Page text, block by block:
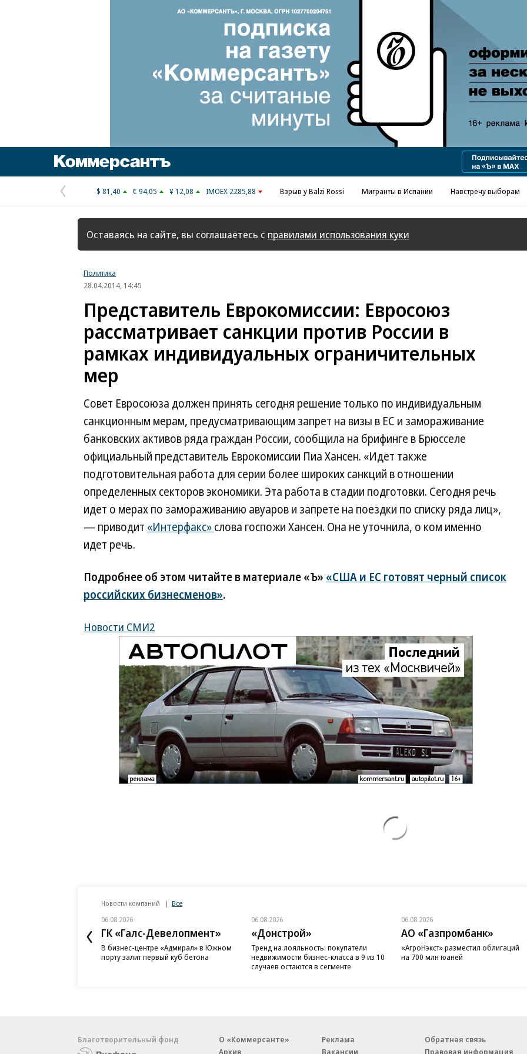
Реклама в «Ъ» www.kommersant.ru/ad
Предыдущая
страница
$ 81,40 € 94,05 ¥ 12,08 IMOEX 2285,88 Взрыв у Balzi Rossi Мигранты в Испании Навстречу выборам
Оставаясь на сайте, вы соглашаетесь с правилами использования куки
Политика
28.04.2014, 14:45
Представитель Еврокомиссии: Евросоюз
рассматривает санкции против России в
рамках индивидуальных ограничительных
мер
Совет Евросоюза должен принять сегодня решение только по индивидуальным
санкционным мерам, предусматривающим запрет на визы в ЕС и замораживание
банковских активов ряда граждан России, сообщила на брифинге в Брюсселе
официальный представитель Еврокомиссии Пиа Хансен. «Идет также
подготовительная работа для серии более широких санкций в отношении
определенных секторов экономики. Эта работа в стадии подготовки. Сегодня речь
идет о мерах по замораживанию авуаров и запрете на поездки по списку ряда лиц»,
— приводит «Интерфакс»слова госпожи Хансен. Она не уточнила, о ком именно
идет речь.
Подробнее об этом читайте в материале «Ъ» «США и ЕС готовят черный список
российских бизнесменов».
Новости СМИ2
Новости компаний Все
06.08.2026
ГК «Галс-Девелопмент»
В бизнес-центре «Адмирал» в Южном
порту залит первый куб бетона
06.08.2026
«Донстрой»
Тренд на лояльность: покупатели
недвижимости бизнес-класса в 9 из 10
случаев остаются в сегменте
06.08.2026
АО «Газпромбанк»
«АгроНэкст» разместил облигаций
на 700 млн юаней
Благотворительный фонд
О «Коммерсанте»
Архив
Реклама
Вакансии
Обратная связь
Правовая информация